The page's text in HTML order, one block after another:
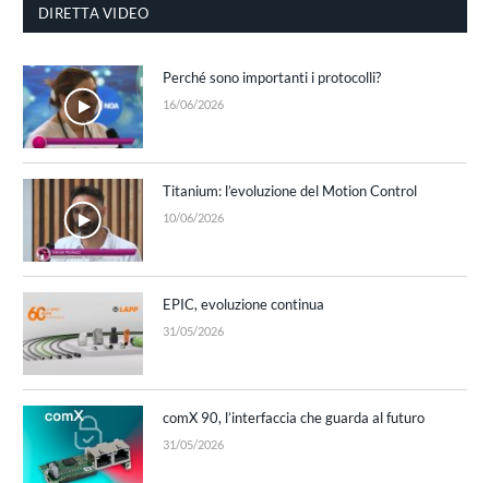
DIRETTA VIDEO
Perché sono importanti i protocolli?
16/06/2026
Titanium: l’evoluzione del Motion Control
10/06/2026
EPIC, evoluzione continua
31/05/2026
comX 90, l’interfaccia che guarda al futuro
31/05/2026